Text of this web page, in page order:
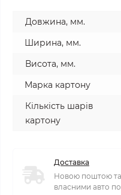
Довжина, мм.
Ширина, мм.
Висота, мм.
Марка картону
Кількість шарів
картону
Доставка
Новою поштою та
власними авто по